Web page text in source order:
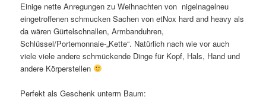
Einige nette Anregungen zu Weihnachten von nigelnagelneu
eingetroffenen schmucken Sachen von etNox hard and heavy als
da wären Gürtelschnallen, Armbanduhren,
Schlüssel/Portemonnaie-„Kette“. Natürlich nach wie vor auch
viele viele andere schmückende Dinge für Kopf, Hals, Hand und
andere Körperstellen
Perfekt als Geschenk unterm Baum: